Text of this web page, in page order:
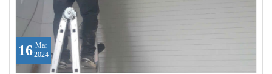
16 Mar
2024